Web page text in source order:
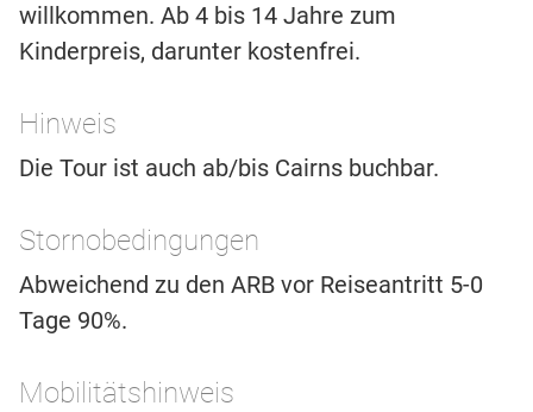
willkommen. Ab 4 bis 14 Jahre zum
Kinderpreis, darunter kostenfrei.
Hinweis
Die Tour ist auch ab/bis Cairns buchbar.
Stornobedingungen
Abweichend zu den ARB vor Reiseantritt 5-0
Tage 90%.
Mobilitätshinweis